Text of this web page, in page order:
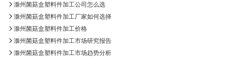
滁州菌菇盒塑料件加工公司怎么选
滁州菌菇盒塑料件加工厂家如何选择
滁州菌菇盒塑料件加工价格
滁州菌菇盒塑料件加工市场研究报告
滁州菌菇盒塑料件加工市场趋势分析